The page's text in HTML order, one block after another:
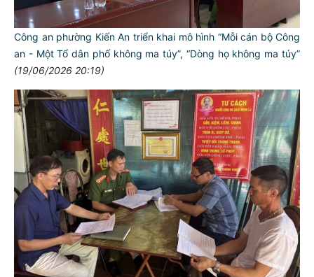
Công an phường Kiến An triển khai mô hình “Mỗi cán bộ Công
an - Một Tổ dân phố không ma túy”, “Dòng họ không ma túy”
(19/06/2026 20:19)
TƯ CÁCH
NGƯỜI CÔNG AN CÁCH MỆNH LÀ:
Đối với tự mình, phải
CẦN, KIỆM, LIÊM, CHÍNH
Đối với đồng sự, phải
THÂN ÁI GIÚP ĐỠ
Đối với chính phủ, phải
TUYỆT ĐỐI TRUNG THÀNH